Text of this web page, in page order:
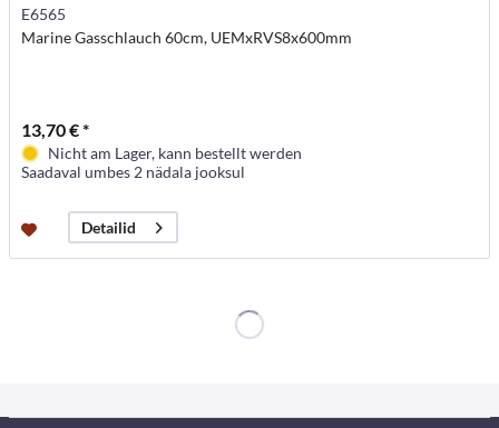
E6565
Marine Gasschlauch 60cm, UEMxRVS8x600mm
13,70 € *
Nicht am Lager, kann bestellt werden
Saadaval umbes 2 nädala jooksul
Detailid